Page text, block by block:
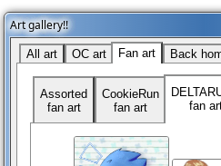
Art gallery!!
All art OC art Fan art Back
Assorted
fan art
CookieRun
fan art
fan